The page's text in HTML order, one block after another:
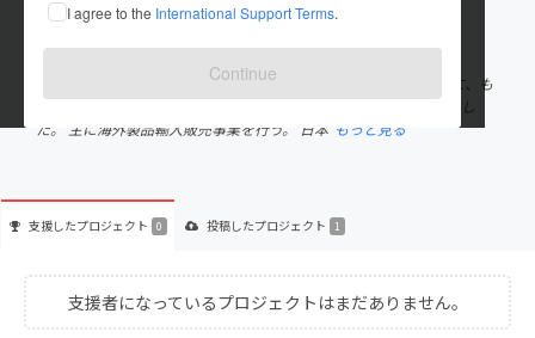
I agree to the International Support Terms.
Continue
在住国：日本 現在地：神奈川県
出身国：日本 出身地：神奈川県
私は建設業を行ってきてお客様からの感謝のお言葉を頂いたときに、も
っと日本の方に良い物を届けたいと感じ、HIDETAKAを立ち上げまし
た。 主に海外製品輸入販売事業を行う。 日本 もっと見る
支援したプロジェクト 0 投稿したプロジェクト 1
支援者になっているプロジェクトはまだありません。